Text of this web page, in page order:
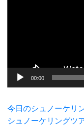
00:00
今日のシュノーケリ
シュノーケリングツ